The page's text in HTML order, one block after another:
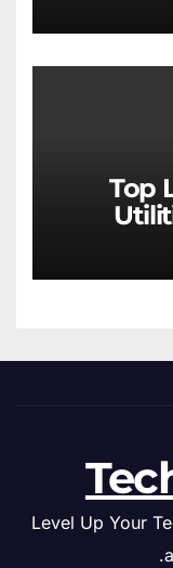
Top
Level Up Your